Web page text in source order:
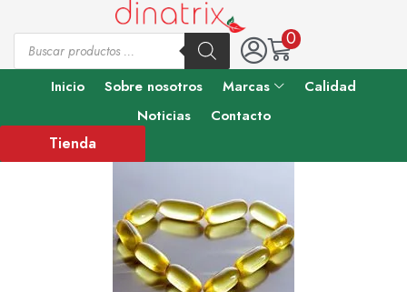
0
Inicio Sobre nosotros Marcas
Calidad
Noticias
Contacto
Tienda